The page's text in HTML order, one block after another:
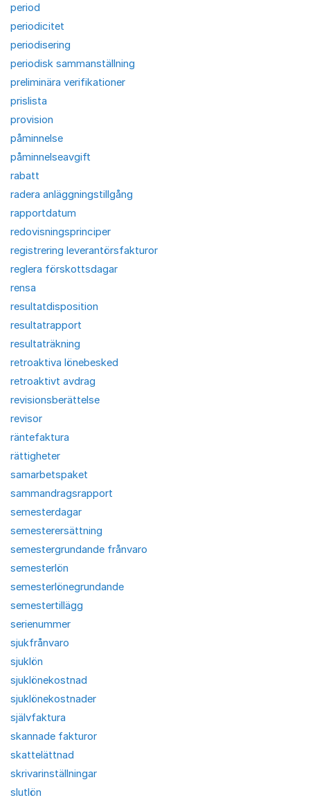
period
periodicitet
periodisering
periodisk sammanställning
preliminära verifikationer
prislista
provision
påminnelse
påminnelseavgift
rabatt
radera anläggningstillgång
rapportdatum
redovisningsprinciper
registrering leverantörsfakturor
reglera förskottsdagar
rensa
resultatdisposition
resultatrapport
resultaträkning
retroaktiva lönebesked
retroaktivt avdrag
revisionsberättelse
revisor
räntefaktura
rättigheter
samarbetspaket
sammandragsrapport
semesterdagar
semesterersättning
semestergrundande frånvaro
semesterlön
semesterlönegrundande
semestertillägg
serienummer
sjukfrånvaro
sjuklön
sjuklönekostnad
sjuklönekostnader
självfaktura
skannade fakturor
skattelättnad
skrivarinställningar
slutlön